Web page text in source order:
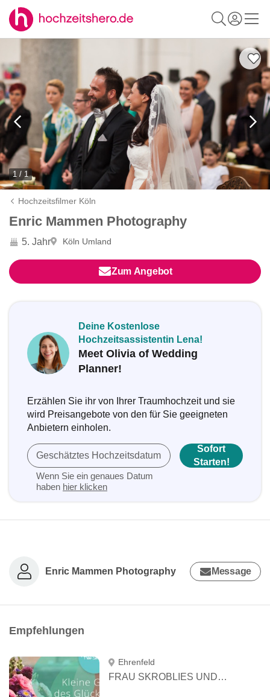
1 / 1
Hochzeitsfilmer Köln
Enric Mammen Photography
5. Jahr Köln Umland
Zum Angebot
Deine Kostenlose
Hochzeitsassistentin Lena!
Meet Olivia of Wedding
Planner!
Erzählen Sie ihr von Ihrer Traumhochzeit und sie
wird Preisangebote von den für Sie geeigneten
Anbietern einholen.
Geschätztes Hochzeitsdatum
Wenn Sie ein genaues Datum
haben hier klicken
Sofort
Starten!
Enric Mammen Photography Message
Empfehlungen
Ehrenfeld
FRAU SKROBLIES UND FREUNDE